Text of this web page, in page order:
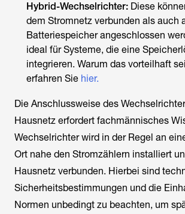
Hybrid-Wechselrichter: Diese
dem Stromnetz verbunden als auch
Batteriespeicher angeschlossen
ideal für Systeme, die eine
integrieren. Warum das vorteilhaft
erfahren Sie hier.
Die Anschlussweise des
Hausnetz erfordert fachmännisches
Wechselrichter wird in der Regel an
Ort nahe den Stromzählern installiert
Hausnetz verbunden. Hierbei sind
Sicherheitsbestimmungen und die
Normen unbedingt zu beachten, um